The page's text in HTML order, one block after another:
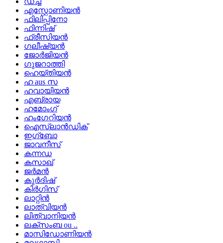
എസ്റ്റോണിയൻ
ഫിലിപ്പിനോ
ഫിന്നിഷ്
ഫ്രീസിയൻ
ഗലീഷ്യൻ
ജോർജിയൻ
ഗുജറാത്തി
ഹെയ്തിയൻ
ഹ aus സ
ഹവായിയൻ
എബ്രായ
ഹമോംഗ്
ഹംഗേറിയൻ
ഐസ്‌ലാൻഡിക്
ഇഗ്ബോ
ജാവനീസ്
കന്നഡ
കസാഖ്
ജർമൻ
കുർദിഷ്
കിർഗിസ്
ലാറ്റിൻ
ലാത്വിയൻ
ലിത്വാനിയൻ
ലക്സംബ ou ..
മാസിഡോണിയൻ